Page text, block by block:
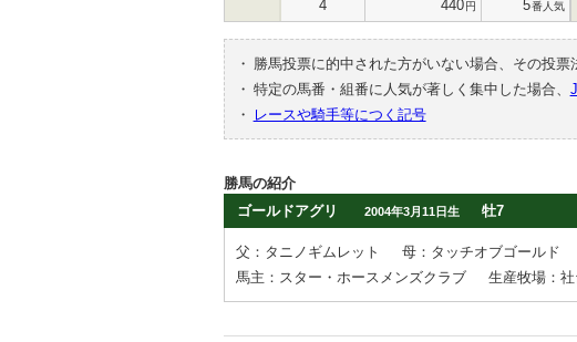
4 440円 5番人気
・ 勝馬投票に的中された方がいない場合、その投票
・ 特定の馬番・組番に人気が著しく集中した場合、
・
レースや騎手等につく記号
勝馬の紹介
ゴールドアグリ
2004年3月11日生 牡7
父：タニノギムレット
母：タッチオブゴールド
馬主：スター・ホースメンズクラブ
生産牧場：